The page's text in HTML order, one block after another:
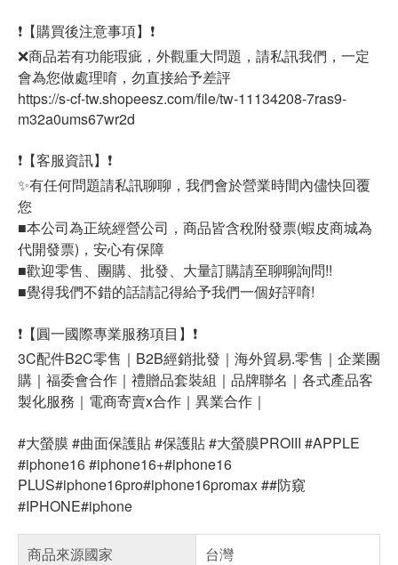
❗【購買後注意事項】❗
❌商品若有功能瑕疵，外觀重大問題，請私訊我們，一定
會為您做處理唷，勿直接給予差評
https://s-cf-tw.shopeesz.com/file/tw-11134208-7ras9-
m32a0ums67wr2d
❗【客服資訊】❗
✨有任何問題請私訊聊聊，我們會於營業時間內儘快回覆
您
■本公司為正統經營公司，商品皆含稅附發票(蝦皮商城為
代開發票)，安心有保障
■歡迎零售、團購、批發、大量訂購請至聊聊詢問!!
■覺得我們不錯的話請記得給予我們一個好評唷!
❗【圓一國際專業服務項目】❗
3C配件B2C零售｜B2B經銷批發｜海外貿易.零售｜企業團
購｜福委會合作｜禮贈品套裝組｜品牌聯名｜各式產品客
製化服務｜電商寄賣x合作｜異業合作｜
#大螢膜 #曲面保護貼 #保護貼 #大螢膜PROIII #APPLE
#iphone16 #iphone16+#iphone16
PLUS#iphone16pro#iphone16promax ##防窺
#IPHONE#iphone
商品來源國家
台灣